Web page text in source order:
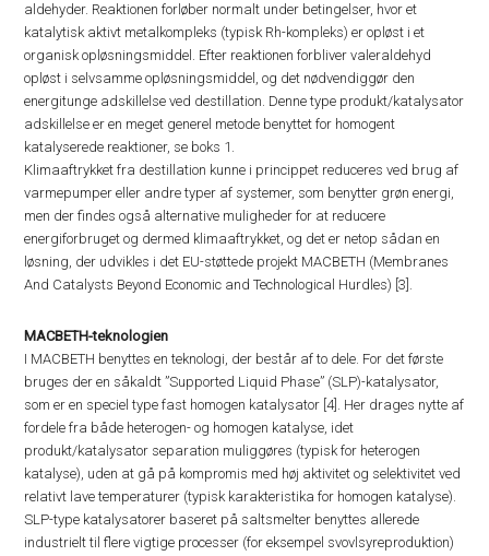
aldehyder. Reaktionen forløber normalt under betingelser, hvor et
katalytisk aktivt metalkompleks (typisk Rh-kompleks) er opløst i et
organisk opløsningsmiddel. Efter reaktionen forbliver valeraldehyd
opløst i selvsamme opløsningsmiddel, og det nødvendiggør den
energitunge adskillelse ved destillation. Denne type produkt/katalysator
adskillelse er en meget generel metode benyttet for homogent
katalyserede reaktioner, se boks 1.
Klimaaftrykket fra destillation kunne i princippet reduceres ved brug af
varmepumper eller andre typer af systemer, som benytter grøn energi,
men der findes også alternative muligheder for at reducere
energiforbruget og dermed klimaaftrykket, og det er netop sådan en
løsning, der udvikles i det EU-støttede projekt MACBETH (Membranes
And Catalysts Beyond Economic and Technological Hurdles) [3].
MACBETH-teknologien
I MACBETH benyttes en teknologi, der består af to dele. For det første
bruges der en såkaldt ”Supported Liquid Phase” (SLP)-katalysator,
som er en speciel type fast homogen katalysator [4]. Her drages nytte af
fordele fra både heterogen- og homogen katalyse, idet
produkt/katalysator separation muliggøres (typisk for heterogen
katalyse), uden at gå på kompromis med høj aktivitet og selektivitet ved
relativt lave temperaturer (typisk karakteristika for homogen katalyse).
SLP-type katalysatorer baseret på saltsmelter benyttes allerede
industrielt til flere vigtige processer (for eksempel svovlsyreproduktion)